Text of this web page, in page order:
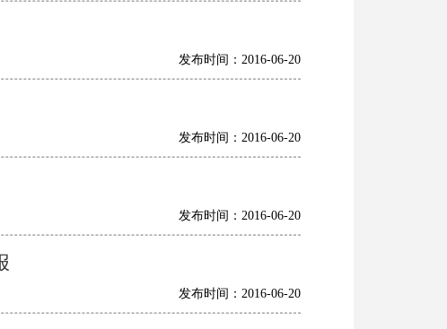
发布时间：2016-06-20
发布时间：2016-06-20
发布时间：2016-06-20
发布时间：2016-06-20